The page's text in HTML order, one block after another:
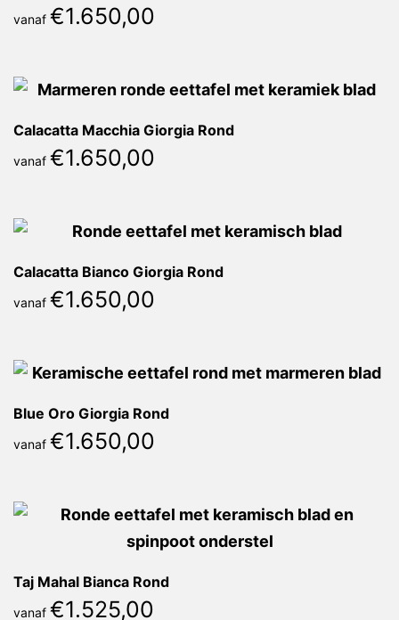
vanaf €1.650,00
Calacatta Macchia Giorgia Rond
vanaf €1.650,00
Calacatta Bianco Giorgia Rond
vanaf €1.650,00
Blue Oro Giorgia Rond
vanaf €1.650,00
Taj Mahal Bianca Rond
vanaf €1.525,00